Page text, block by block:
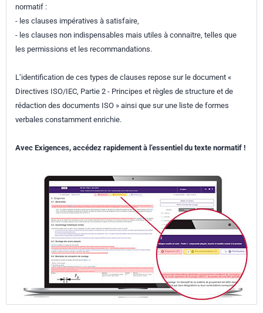
normatif :
- les clauses impératives à satisfaire,
- les clauses non indispensables mais utiles à connaitre, telles que
les permissions et les recommandations.
L’identification de ces types de clauses repose sur le document «
Directives ISO/IEC, Partie 2 - Principes et règles de structure et de
rédaction des documents ISO » ainsi que sur une liste de formes
verbales constamment enrichie.
Avec Exigences, accédez rapidement à l’essentiel du texte normatif !